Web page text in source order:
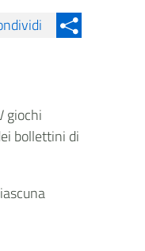
giochi
bollettini di